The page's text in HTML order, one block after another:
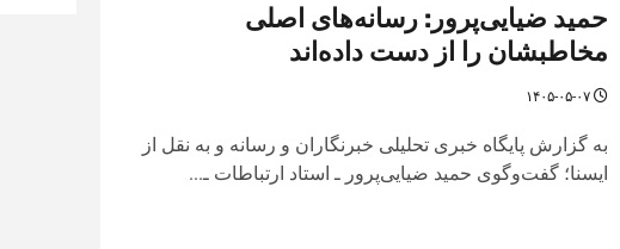
حمید ضیایی‌پرور: رسانه‌های اصلی
مخاطبشان را از دست داده‌اند
۱۴۰۵-۰۵-۰۷
به گزارش پایگاه خبری تحلیلی خبرنگاران و رسانه و به نقل از
ایسنا؛ گفت‌وگوی حمید ضیایی‌پرور ـ استاد ارتباطات ـ...